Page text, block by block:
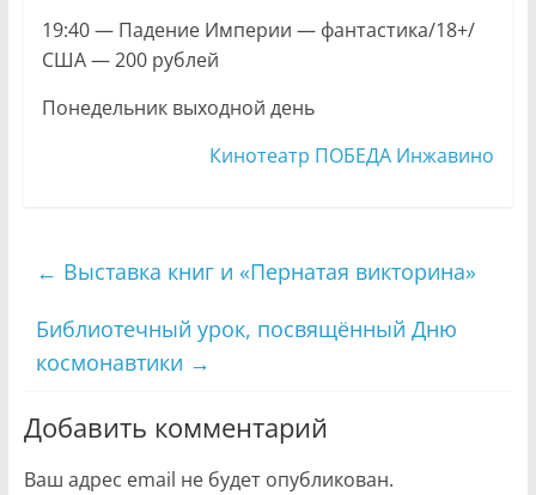
19:40 — Падение Империи — фантастика/18+/
США — 200 рублей
Понедельник выходной день
Кинотеатр ПОБЕДА Инжавино
← Выставка книг и «Пернатая викторина»
Библиотечный урок, посвящённый Дню
космонавтики →
Добавить комментарий
Ваш адрес email не будет опубликован.